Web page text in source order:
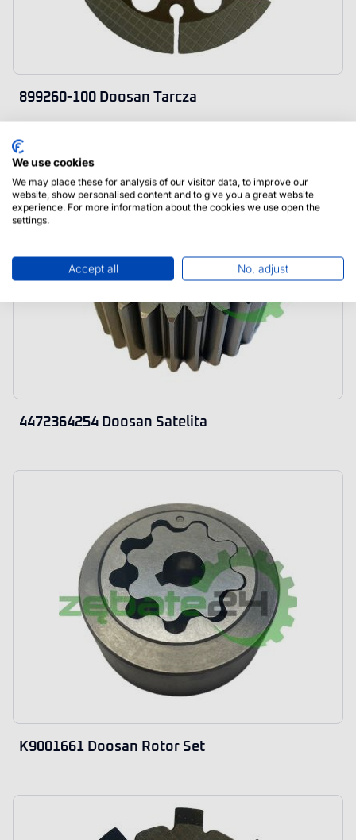
899260-100 Doosan Tarcza
4472364254 Doosan Satelita
K9001661 Doosan Rotor Set
We use cookies
We may place these for analysis of our visitor data, to improve our
website, show personalised content and to give you a great website
experience. For more information about the cookies we use open the
settings.
Accept all No, adjust